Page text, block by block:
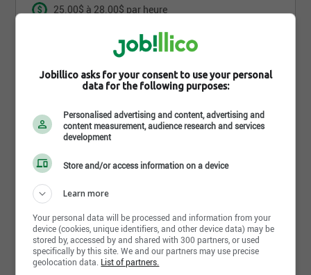
25.00$ à 28.00$ par heure
6 jour(s)
Comment trouves-tu
cette recherche ?
Envoyer ma réponse
Jobillico asks for your consent to use your personal
data for the following purposes:
Personalised advertising and content, advertising and
content measurement, audience research and services
development
Store and/or access information on a device
Learn more
Your personal data will be processed and information from your
device (cookies, unique identifiers, and other device data) may be
stored by, accessed by and shared with 300 partners, or used
specifically by this site. We and our partners may use precise
geolocation data. List of partners.